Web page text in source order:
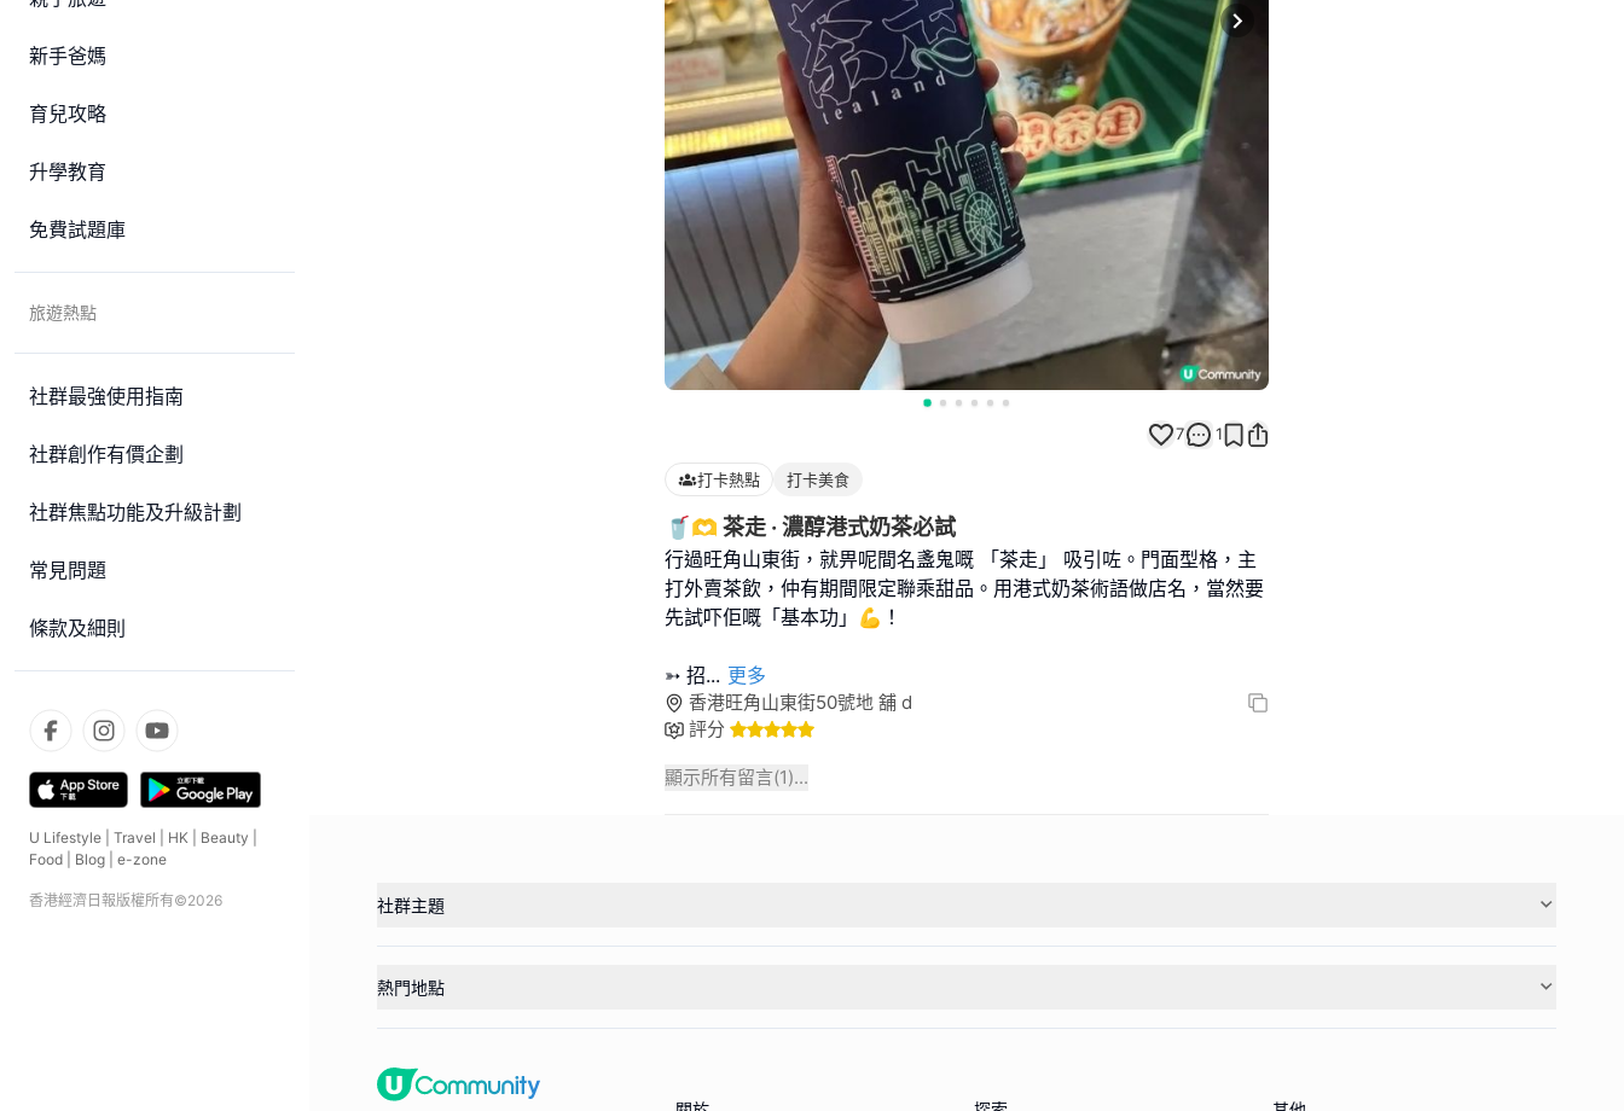
新手爸媽
育兒攻略
升學教育
免費試題庫
旅遊熱點
社群最強使用指南
社群創作有價企劃
社群焦點功能及升級計劃
常見問題
條款及細則
U Lifestyle Travel HK Beauty
Food
Blog e-zone
香港經濟日報版權所有©2026
Next slide
7 1
打卡熱點 打卡美食
🥤🫶 茶走 · 濃醇港式奶茶必試
行過旺角山東街，就畀呢間名盞鬼嘅 「茶走」 吸引咗。門面型格，主
打外賣茶飲，仲有期間限定聯乘甜品。用港式奶茶術語做店名，當然要
先試吓佢嘅「基本功」💪！
➳ 招... 更多
香港旺角山東街50號地 舖 d
評分
顯示所有留言(1)...
社群主題
熱門地點